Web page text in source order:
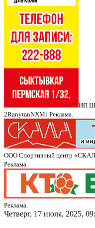
ИП
2RanymnNXMi Реклама.
ООО Спортивный центр
Реклама.
Реклама.
Четверг, 17 июля, 2025,